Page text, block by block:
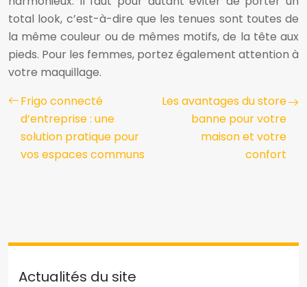
total look, c’est-à-dire que les tenues sont toutes de
la même couleur ou de mêmes motifs, de la tête aux
pieds. Pour les femmes, portez également attention à
votre maquillage.
Frigo connecté
d’entreprise : une
solution pratique pour
vos espaces communs
Les avantages du store
banne pour votre
maison et votre
confort
Actualités du site